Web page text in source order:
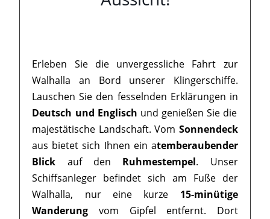
Erleben Sie die unvergessliche Fahrt zur
Walhalla an Bord unserer Klingerschiffe.
Lauschen Sie den fesselnden Erklärungen in
Deutsch und Englisch und genießen Sie die
majestätische Landschaft. Vom Sonnendeck
aus bietet sich Ihnen ein atemberaubender
Blick auf den Ruhmestempel. Unser
Schiffsanleger befindet sich am Fuße der
Walhalla, nur eine kurze 15-minütige
Wanderung vom Gipfel entfernt. Dort